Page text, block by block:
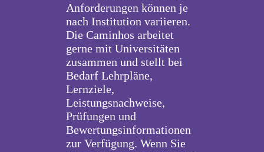
Anforderungen können je
nach Institution variieren.
Die Caminhos arbeitet
gerne mit Universitäten
zusammen und stellt bei
Bedarf Lehrpläne,
Lernziele,
Leistungsnachweise,
Prüfungen und
Bewertungsinformationen
zur Verfügung. Wenn Sie